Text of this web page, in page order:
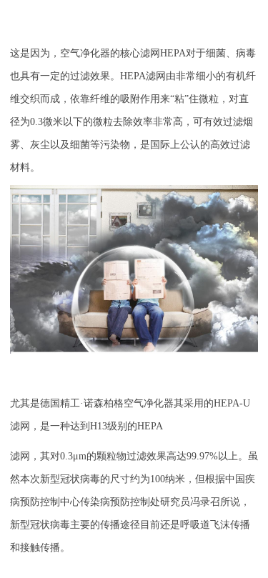
这是因为，空气净化器的核心滤网HEPA对于细菌、病毒
也具有一定的过滤效果。 HEPA滤网由非常细小的有机纤
维交织而成，依靠纤维的吸附作用来“粘”住微粒，对直
径为0.3微米以下的微粒去除效率非常高 ，可有效过滤烟
雾、灰尘以及细菌等污染物，是国际上公认的高效过滤
材料。
尤其是德国精工·诺森柏格空气净化器其采用的HEPA-U
滤网，是一种达到H13级别的HEPA
滤网，其对0.3μm的颗粒物过滤效果高达99.97%以上。虽
然本次新型冠状病毒的尺寸约为100纳米， 但根据中国疾
病预防控制中心传染病预防控制处研究员冯录召所说，
新型冠状病毒主要的传播途径目前还是呼吸道飞沫传播
和接触传播。